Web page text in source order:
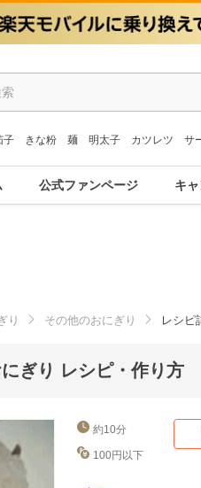
子 きな粉 麺 明太子 カツレツ サ
公式ファンページ キ
り その他のおにぎり レシピ
ぎり レシピ・作り方
約10分
100円以下